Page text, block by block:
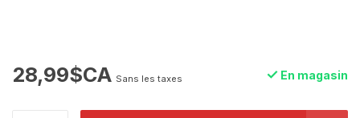
28,99$CA Sans les taxes En magasin